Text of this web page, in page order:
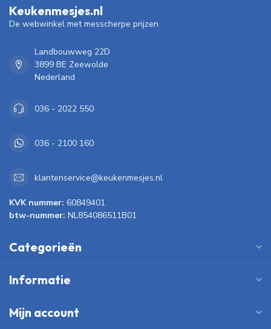
Keukenmesjes.nl
De webwinkel met messcherpe prijzen
Landbouwweg 22D
3899 BE Zeewolde
Nederland
036 - 2022 550
036 - 2100 160
klantenservice@keukenmesjes.nl
KVK nummer: 60849401
btw-nummer: NL854086511B01
Categorieën
Informatie
Mijn account